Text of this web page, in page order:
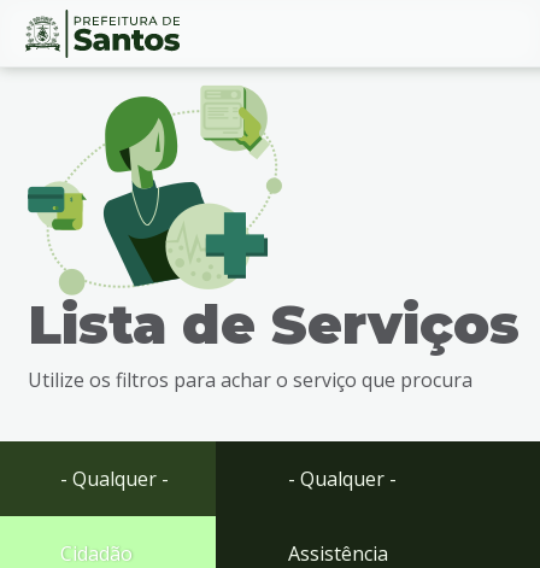
Ir
busca
Ir
rodapé
Conteúdo
Lista de Serviços
Utilize os filtros para achar o serviço que procura
- Qualquer -
Cidadão
- Qualquer -
Assistência